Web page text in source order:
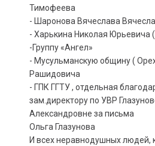
Тимофеева
- Шаронова Вячеслава
- Харькина Николая Юрьевича
-Группу «Ангел»
- Мусульманскую общину (
Рашидовича
- ГПК ГГТУ , отдельная
зам.директору по УВР
Александровне за письма
Ольга Глазунова
И всех неравнодушных людей,